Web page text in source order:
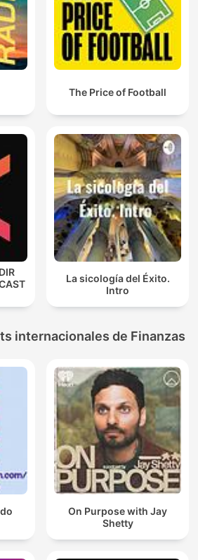
The Price of Football
La sicología del Éxito.
Intro
internacionales de Finanzas
On Purpose with Jay
Shetty